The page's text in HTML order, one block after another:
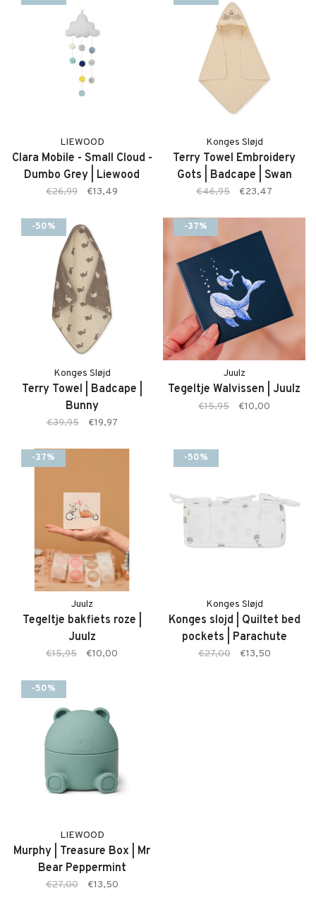
LIEWOOD
Clara Mobile - Small Cloud -
Dumbo Grey | Liewood
€26,99 €13,49
Konges Sløjd
Terry Towel Embroidery
Gots | Badcape | Swan
€46,95 €23,47
-50%
Konges Sløjd
Terry Towel | Badcape |
Bunny
€39,95 €19,97
-37%
Juulz
Tegeltje Walvissen | Juulz
€15,95 €10,00
-37%
Juulz
Tegeltje bakfiets roze |
Juulz
€15,95 €10,00
-50%
Konges Sløjd
Konges slojd | Quiltet bed
pockets | Parachute
€27,00 €13,50
-50%
LIEWOOD
Murphy | Treasure Box | Mr
Bear Peppermint
€27,00 €13,50